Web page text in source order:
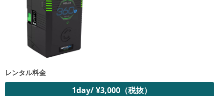
レンタル料金
1day/ ¥3,000（税抜）